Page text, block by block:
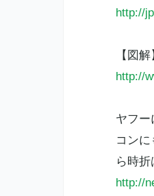
http://
【図解
http://
ヤフー
コン
ら時折
http://